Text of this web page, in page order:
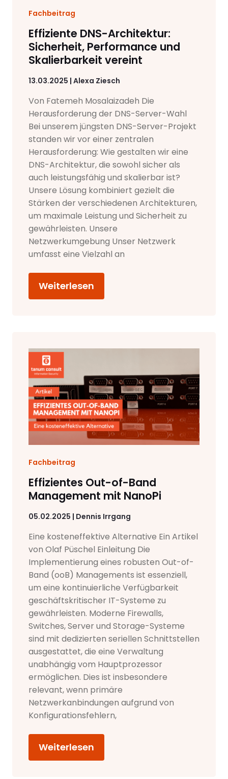
Fachbeitrag
Effiziente DNS-Architektur:
Sicherheit, Performance und
Skalierbarkeit vereint
13.03.2025 | Alexa Ziesch
Von Fatemeh Mosalaizadeh Die
Herausforderung der DNS-Server-Wahl
Bei unserem jüngsten DNS-Server-Projekt
standen wir vor einer zentralen
Herausforderung: Wie gestalten wir eine
DNS-Architektur, die sowohl sicher als
auch leistungsfähig und skalierbar ist?
Unsere Lösung kombiniert gezielt die
Stärken der verschiedenen Architekturen,
um maximale Leistung und Sicherheit zu
gewährleisten. Unsere
Netzwerkumgebung Unser Netzwerk
umfasst eine Vielzahl an
Weiterlesen
Fachbeitrag
Effizientes Out-of-Band
Management mit NanoPi
05.02.2025 | Dennis Irrgang
Eine kosteneffektive Alternative Ein Artikel
von Olaf Püschel Einleitung Die
Implementierung eines robusten Out-of-
Band (ooB) Managements ist essenziell,
um eine kontinuierliche Verfügbarkeit
geschäftskritischer IT-Systeme zu
gewährleisten. Moderne Firewalls,
Switches, Server und Storage-Systeme
sind mit dedizierten seriellen Schnittstellen
ausgestattet, die eine Verwaltung
unabhängig vom Hauptprozessor
ermöglichen. Dies ist insbesondere
relevant, wenn primäre
Netzwerkanbindungen aufgrund von
Konfigurationsfehlern,
Weiterlesen